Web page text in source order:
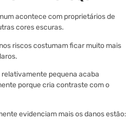
acontece com proprietários de
cores escuras.
riscos costumam ficar muito mais
pequena acaba
porque cria contraste com o
evidenciam mais os danos estão: